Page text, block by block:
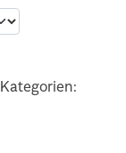
Kategorien: